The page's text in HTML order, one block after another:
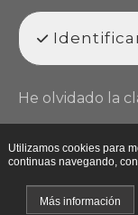
He olvidado la
Utilizamos cookies para
continuas navegando,
Más información